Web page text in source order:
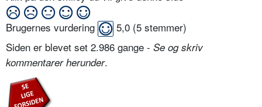
Brugernes vurdering 5,0 (5 stemmer)
Siden er blevet set 2.986 gange - Se og skriv
kommentarer herunder.